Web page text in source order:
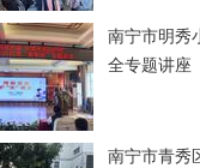
南宁市明秀
全专题讲座
南宁市青秀